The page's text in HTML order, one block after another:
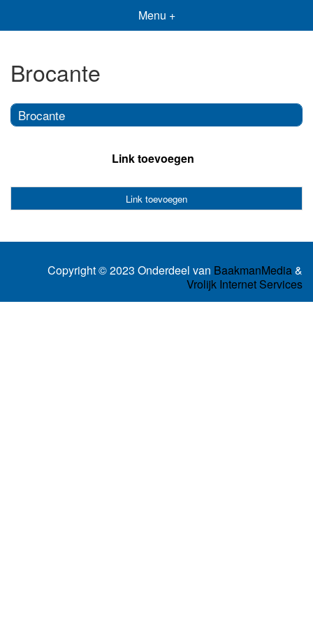
Menu +
Brocante
Brocante
Link toevoegen
Link toevoegen
Copyright © 2023 Onderdeel van BaakmanMedia&
Vrolijk Internet Services